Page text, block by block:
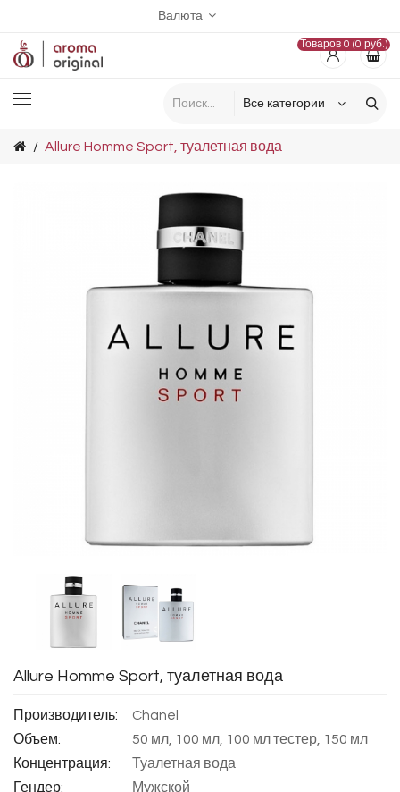
Валюта
Товаров 0 (0 руб.)
Allure Homme Sport, туалетная вода
Allure Homme Sport, туалетная вода
Производитель:
Chanel
Объем:
50 мл, 100 мл, 100 мл тестер, 150 мл
Концентрация:
Туалетная вода
Гендер:
Мужской